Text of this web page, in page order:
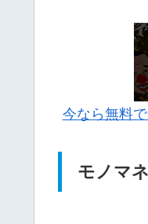
今なら無料
モノマ